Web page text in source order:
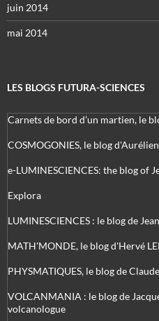
juin 2014
mai 2014
LES BLOGS FUTURA-SCIENCES
Carnets de bord d’un martien, le
COSMOGONIES, le blog
e-LUMINESCIENCES: the blog of
Explora
LUMINESCIENCES : le blog de
MATH'MONDE, le blog d'Hervé
PHYSMATIQUES, le blog de
VOLCANMANIA : le blog de
volcanologue